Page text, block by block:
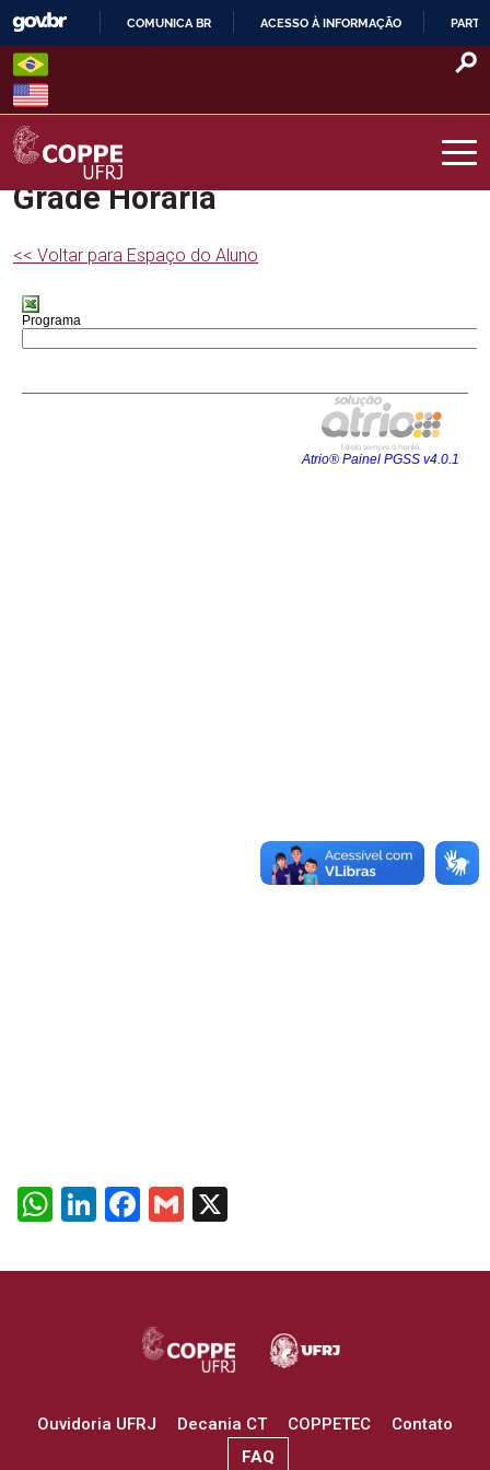
Skip
content
O
COMUNICA BR ACESSO À INFORMAÇÃO
COPPE – UFRJ
Grade Horária
<< Voltar para Espaço do Aluno
WhatsApp
LinkedIn
Facebook
Gmail
Ouvidoria UFRJ Decania CT COPPETEC
Contato
FAQ